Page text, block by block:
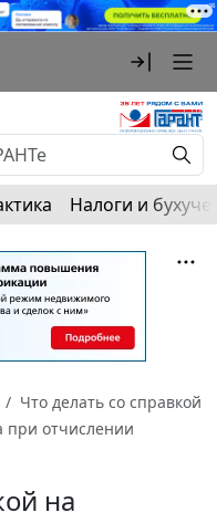
Налоги и
Что делать со справкой
при отчислении
на